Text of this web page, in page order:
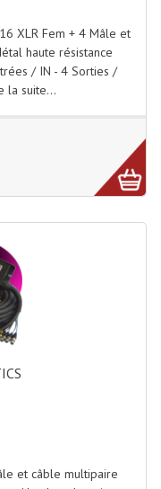
/ MP3
XLR Fem + 4 Mâle et
haute résistance
/ IN - 4 Sorties /
la suite...
et câble multipaire